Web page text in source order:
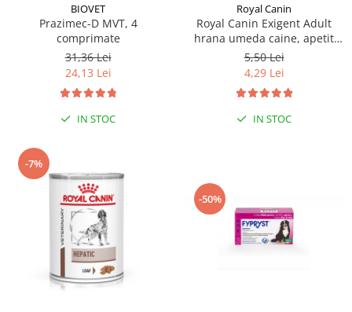
BIOVET
Prazimec-D MVT, 4
comprimate
31,36 Lei
24,13 Lei
IN STOC
Royal Canin
Royal Canin Exigent Adult
hrana umeda caine, apetit
capricios (Loaf), 85 g
5,50 Lei
4,29 Lei
IN STOC
-7%
-50%